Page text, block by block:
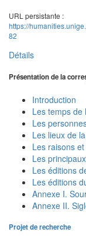
URL persistante :
https://
82
Détails
Présentation de la
Introduction
Les temps de
Les
Les lieux de
Les raisons et
Les
Les éditions
Les éditions
Annexe I.
Annexe II.
Projet de recherche